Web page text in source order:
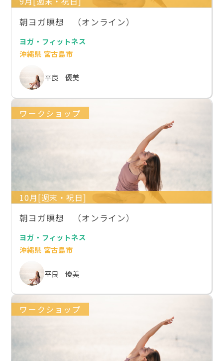
朝ヨガ瞑想 （オンライン）
ヨガ・フィットネス
沖縄県 宮古島市
平良 優美
ワークショップ
10月[週末・祝日]
朝ヨガ瞑想 （オンライン）
ヨガ・フィットネス
沖縄県 宮古島市
平良 優美
ワークショップ